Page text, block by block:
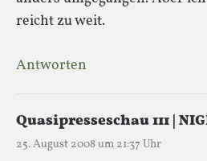
reicht zu weit.
Antworten
Quasipresseschau 111 |
25. August 2008 um 21:37 Uhr